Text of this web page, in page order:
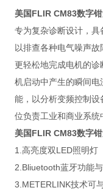
美国FLIR CM83数字
专为复杂诊断设计，具
以排查各种电气噪声故障
更轻松地完成电机的诊
机启动中产生的瞬间电
能，以分析变频控制
位负责工业和商业系统
美国FLIR CM83数字
1.高亮度双LED照明灯
2.Bliuetooth蓝牙功能
3.METERLINK技术可